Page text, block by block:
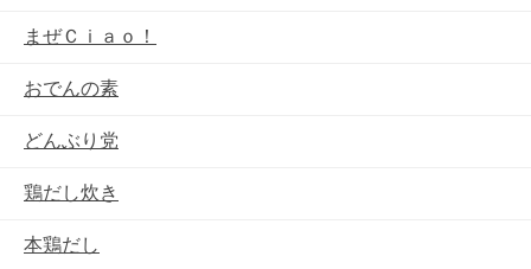
まぜＣｉａｏ！
おでんの素
どんぶり党
鶏だし炊き
本鶏だし